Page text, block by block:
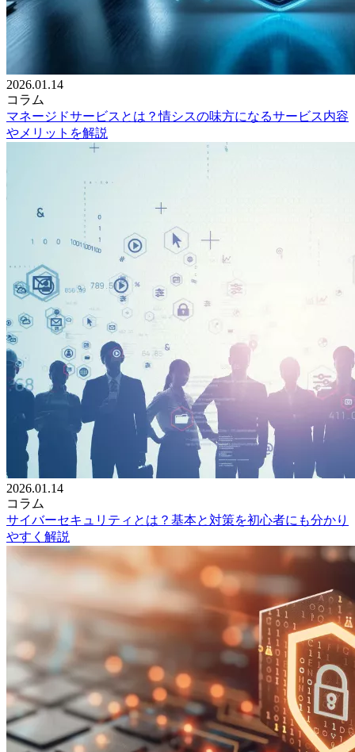
2026.01.14
コラム
マネージドサービスとは？情シスの味方になるサービス内容
やメリットを解説
2026.01.14
コラム
サイバーセキュリティとは？基本と対策を初心者にも分かり
やすく解説